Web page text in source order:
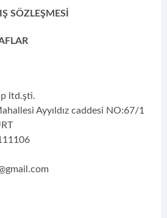
SÖZLEŞMESİ
ltd.şti.
Ayyıldız caddesi NO:67/1